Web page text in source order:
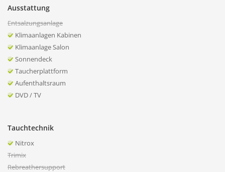
Ausstattung
Entsalzungsanlage
Klimaanlagen Kabinen
Klimaanlage Salon
Sonnendeck
Taucherplattform
Aufenthaltsraum
DVD / TV
Tauchtechnik
Nitrox
Trimix
Rebreathersupport